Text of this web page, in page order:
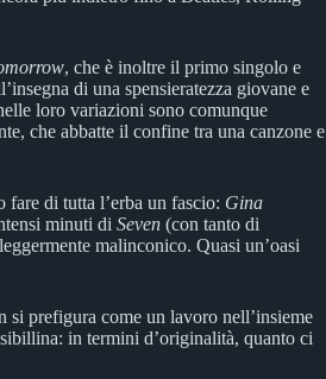
, che è inoltre il primo singolo e
di una spensieratezza giovane e
loro variazioni sono comunque
che abbatte il confine tra una canzone e
di tutta l’erba un fascio: Gina
minuti di Seven (con tanto di
malinconico. Quasi un’oasi
si prefigura come un lavoro nell’insieme
in termini d’originalità, quanto ci